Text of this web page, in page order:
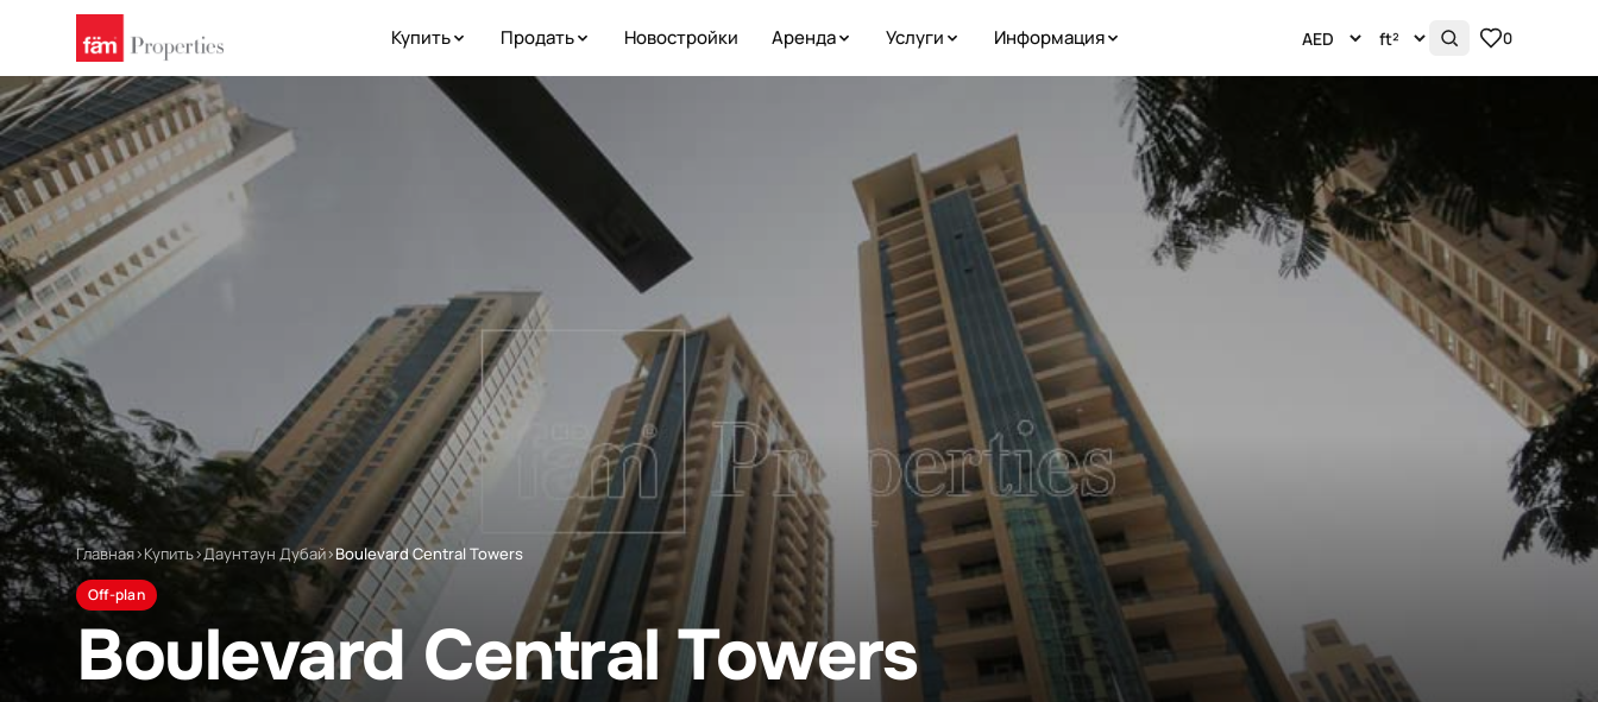
Купить Продать Новостройки Аренда Услуги Информация 0
Главная›Купить›Даунтаун Дубай›Boulevard Central Towers
Off-plan
Boulevard Central Towers